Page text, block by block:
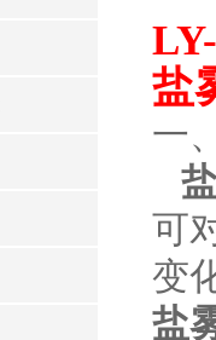
盐
一
可
变
盐